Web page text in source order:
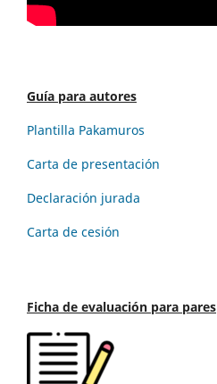
Guía para autores
Plantilla Pakamuros
Carta de presentación
Declaración jurada
Carta de cesión
Ficha de evaluación para pares